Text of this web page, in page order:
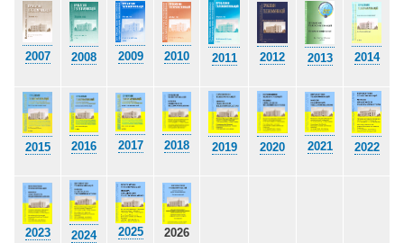
2007 2008 2009 2010 2011 2012 2013 2014
2015 2016 2017 2018 2019 2020 2021 2022
2023 2024 2025 2026